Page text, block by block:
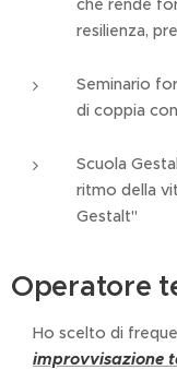
che rende
resilienza,
Seminario
di coppia
Scuola
ritmo della
Gestalt"
Operatore
Ho scelto di
improvvisazione